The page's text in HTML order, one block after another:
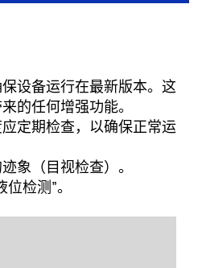
设备运行在最新版本。这
的任何增强功能。
定期检查，以确保正常运
象（目视检查）。
检测”。